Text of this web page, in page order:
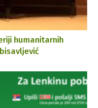
humanitarnih